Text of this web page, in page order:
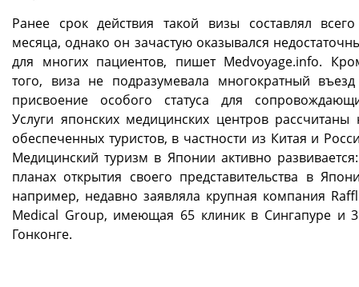
Ранее срок действия такой визы составлял
месяца, однако он зачастую оказывался
для многих пациентов, пишет Medvoyage.info.
того, виза не подразумевала многократный
присвоение особого статуса для
Услуги японских медицинских центров рассчитаны
обеспеченных туристов, в частности из Китая и
Медицинский туризм в Японии активно
планах открытия своего представительства в
например, недавно заявляла крупная компания
Medical Group, имеющая 65 клиник в Сингапуре и
Гонконге.